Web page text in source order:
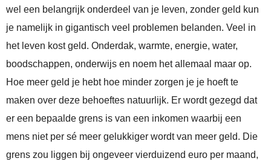
wel een belangrijk onderdeel van je leven, zonder geld kun
je namelijk in gigantisch veel problemen belanden. Veel in
het leven kost geld. Onderdak, warmte, energie, water,
boodschappen, onderwijs en noem het allemaal maar op.
Hoe meer geld je hebt hoe minder zorgen je je hoeft te
maken over deze behoeftes natuurlijk. Er wordt gezegd dat
er een bepaalde grens is van een inkomen waarbij een
mens niet per sé meer gelukkiger wordt van meer geld. Die
grens zou liggen bij ongeveer vierduizend euro per maand,